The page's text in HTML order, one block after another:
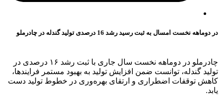
در دوماهه نخست امسال به ثبت رسید رشد 16 درصدی تولید گندله در چادرملو
چادرملو در دو‌ماهه نخست سال جاری با ثبت رشد ۱۶ درصدی در
تولید گندله، توانست ضمن افزایش تولید به بهبود مستمر فرایندها،
کاهش توقفات اضطراری و ارتقای بهره‌وری در خطوط تولید دست
یابد.